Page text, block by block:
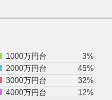
1000万円台
3%
2000万円台
45%
3000万円台
32%
4000万円台
12%